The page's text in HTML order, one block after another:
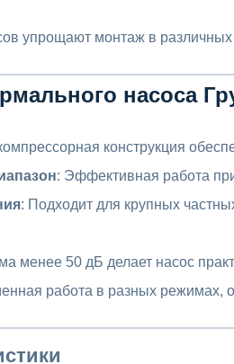
упрощают монтаж в различных
насоса
конструкция
: Эффективная работа
: Подходит для крупных
менее 50 дБ делает насос
работа в разных режимах,